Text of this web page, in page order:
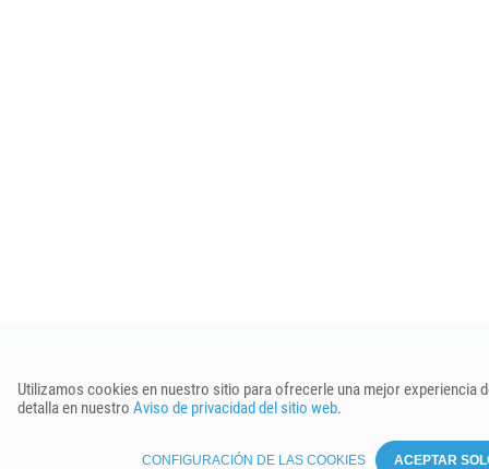
Configuración de las cookies
Utilizamos cookies en nuestro sitio para ofrecerle una mejor
detalla en nuestro Aviso de privacidad del sitio web.
CONFIGURACIÓN DE LAS COOKIES ACEPTAR